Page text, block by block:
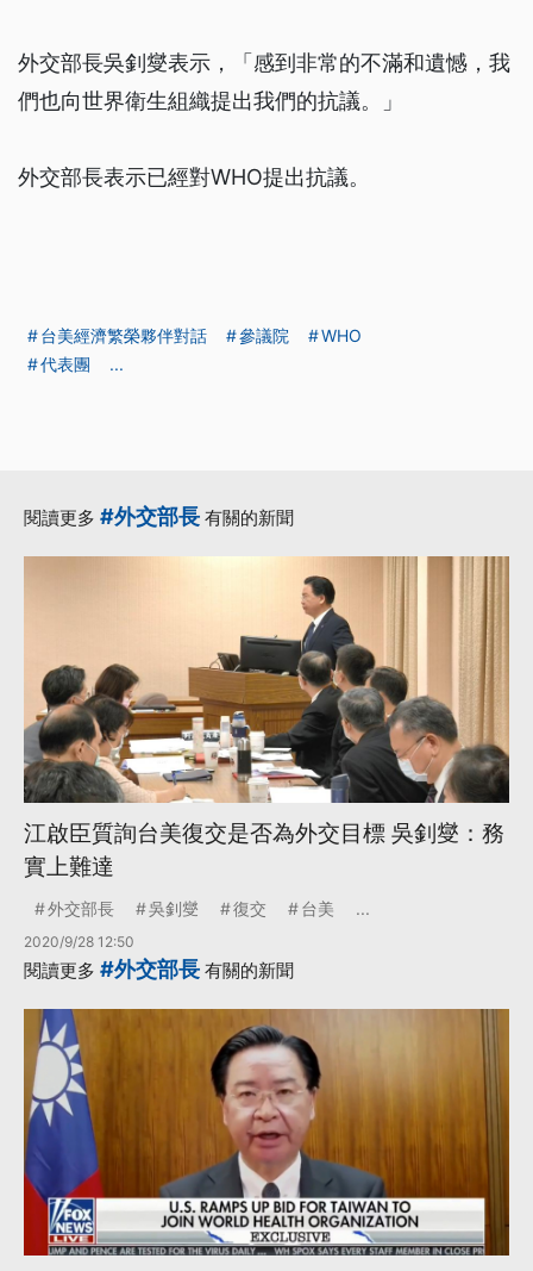
外交部長吳釗燮表示，「感到非常的不滿和遺憾，我
們也向世界衛生組織提出我們的抗議。」
外交部長表示已經對WHO提出抗議。
台美經濟繁榮夥伴對話 參議院
WHO
代表團
...
閱讀更多 #外交部長 有關的新聞
江啟臣質詢台美復交是否為外交目標 吳釗燮：務
實上難達
外交部長 吳釗燮 復交 台美 ...
2020/9/28 12:50
閱讀更多 #外交部長 有關的新聞